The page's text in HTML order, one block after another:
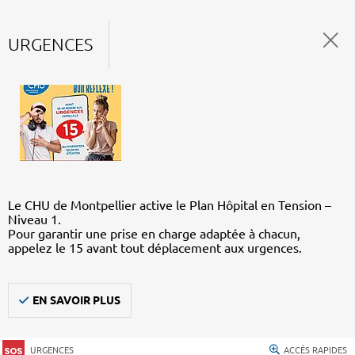
URGENCES
Le CHU de Montpellier active le Plan Hôpital en Tension –
Niveau 1.
Pour garantir une prise en charge adaptée à chacun,
appelez le 15 avant tout déplacement aux urgences.
EN SAVOIR PLUS
URGENCES ACCÈS RAPIDES